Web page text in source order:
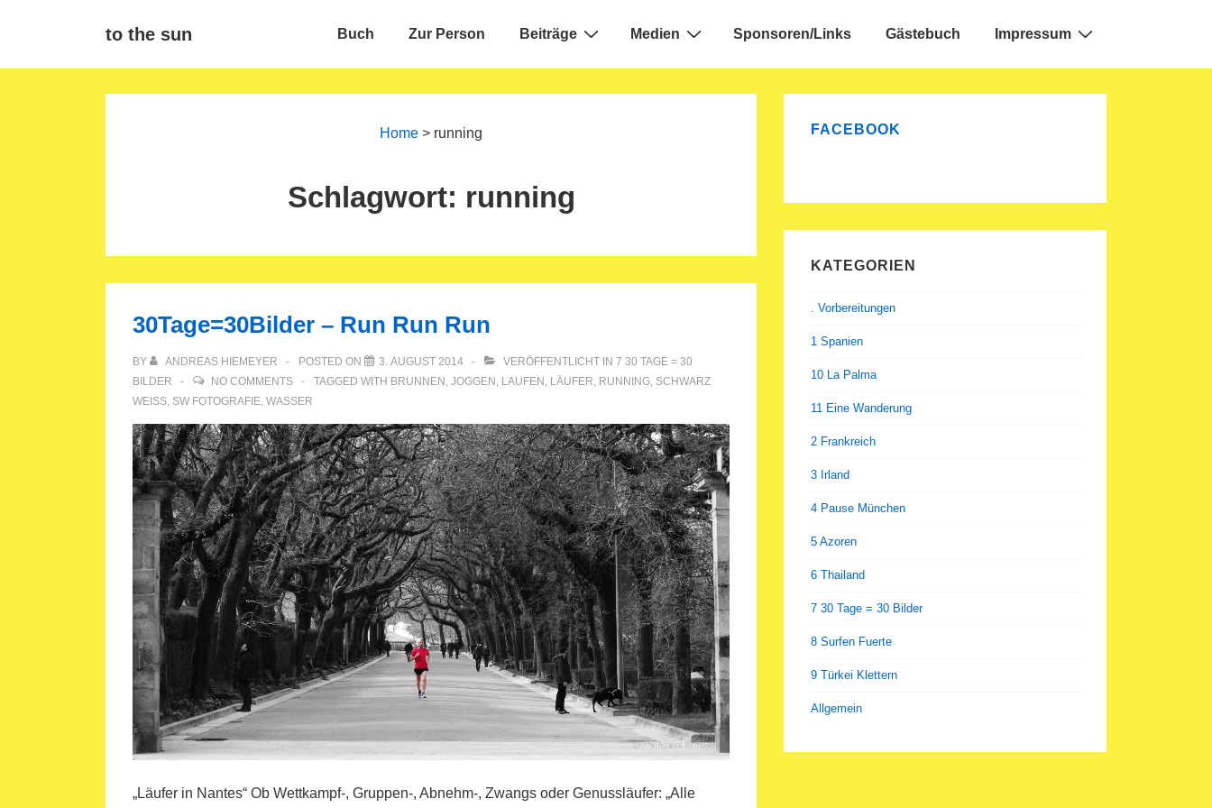
to the sun
Main
Buch Zur Person Beiträge Medien Sponsoren/Links Gästebuch Impressum
Home > running
Schlagwort: running
30Tage=30Bilder – Run Run Run
BY ANDREAS HIEMEYER POSTED ON 3. AUGUST 2014 VERÖFFENTLICHT IN 7 30 TAGE = 30
BILDER
NO COMMENTS TAGGED WITH BRUNNEN , JOGGEN , LAUFEN , LÄUFER, RUNNING, SCHWARZ
WEISS
, SW FOTOGRAFIE, WASSER
„Läufer in Nantes“ Ob Wettkampf-, Gruppen-, Abnehm-, Zwangs oder Genussläufer: „Alle
FACEBOOK
KATEGORIEN
. Vorbereitungen
1 Spanien
10 La Palma
11 Eine Wanderung
2 Frankreich
3 Irland
4 Pause München
5 Azoren
6 Thailand
7 30 Tage = 30 Bilder
8 Surfen Fuerte
9 Türkei Klettern
Allgemein